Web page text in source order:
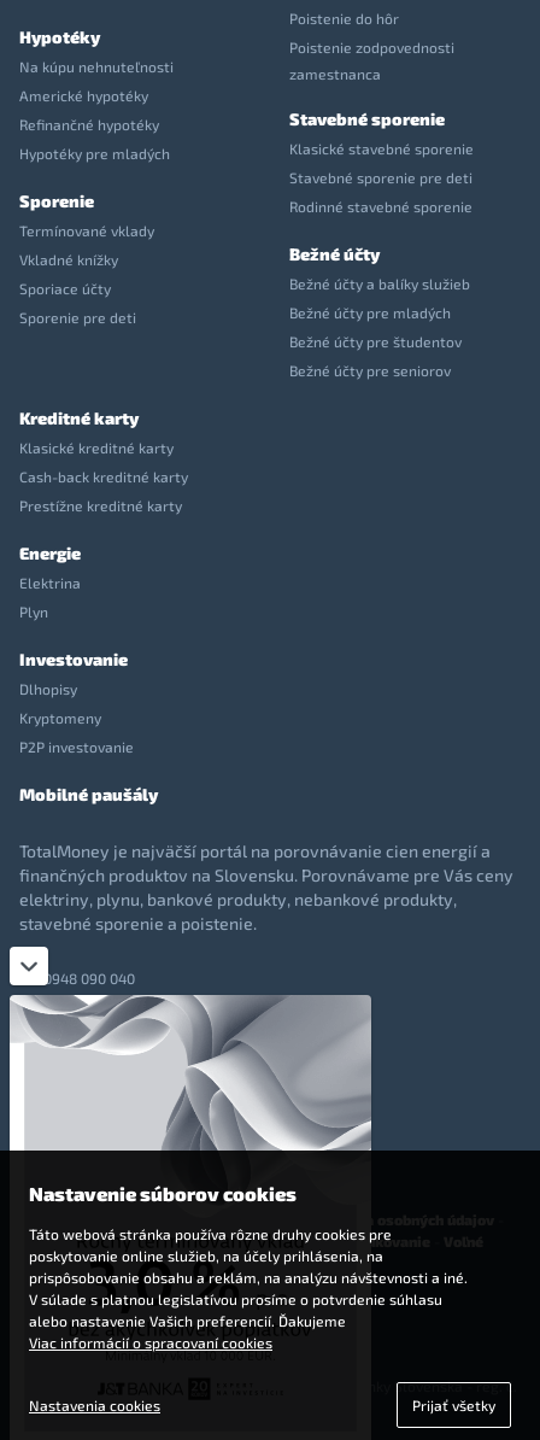
Hypotéky
Na kúpu nehnuteľnosti
Americké hypotéky
Refinančné hypotéky
Hypotéky pre mladých
Sporenie
Termínované vklady
Vkladné knížky
Sporiace účty
Sporenie pre deti
Poistenie do hôr
Poistenie zodpovednosti
zamestnanca
Stavebné sporenie
Klasické stavebné sporenie
Stavebné sporenie pre deti
Rodinné stavebné sporenie
Bežné účty
Bežné účty a balíky služieb
Bežné účty pre mladých
Bežné účty pre študentov
Bežné účty pre seniorov
Kreditné karty
Klasické kreditné karty
Cash-back kreditné karty
Prestížne kreditné karty
Energie
Elektrina
Plyn
Investovanie
Dlhopisy
Kryptomeny
P2P investovanie
Mobilné paušály
TotalMoney je najväčší portál na porovnávanie cien energií a
finančných produktov na Slovensku. Porovnávame pre Vás ceny
elektriny, plynu, bankové produkty, nebankové produkty,
stavebné sporenie a poistenie.
0948 090 040
+421 948 090 051
info@totalmoney.sk
Levočská 866, Poprad, 058 01
Cookies-Nastavenia cookies -Finančné sprostredkovanie
pracovné miesta
Affiliate - partnerský program
(samostatný finančný agent, povolenie Národnej banky Slovenska - reg. č.
127292)
Nastavenie súborov cookies
Táto webová stránka používa rôzne druhy cookies pre
poskytovanie online služieb, na účely prihlásenia, na
prispôsobovanie obsahu a reklám, na analýzu návštevnosti a iné.
V súlade s platnou legislatívou prosíme o potvrdenie súhlasu
alebo nastavenie Vašich preferencií. Ďakujeme
Viac informácií o spracovaní cookies
Nastavenia cookies Prijať všetky